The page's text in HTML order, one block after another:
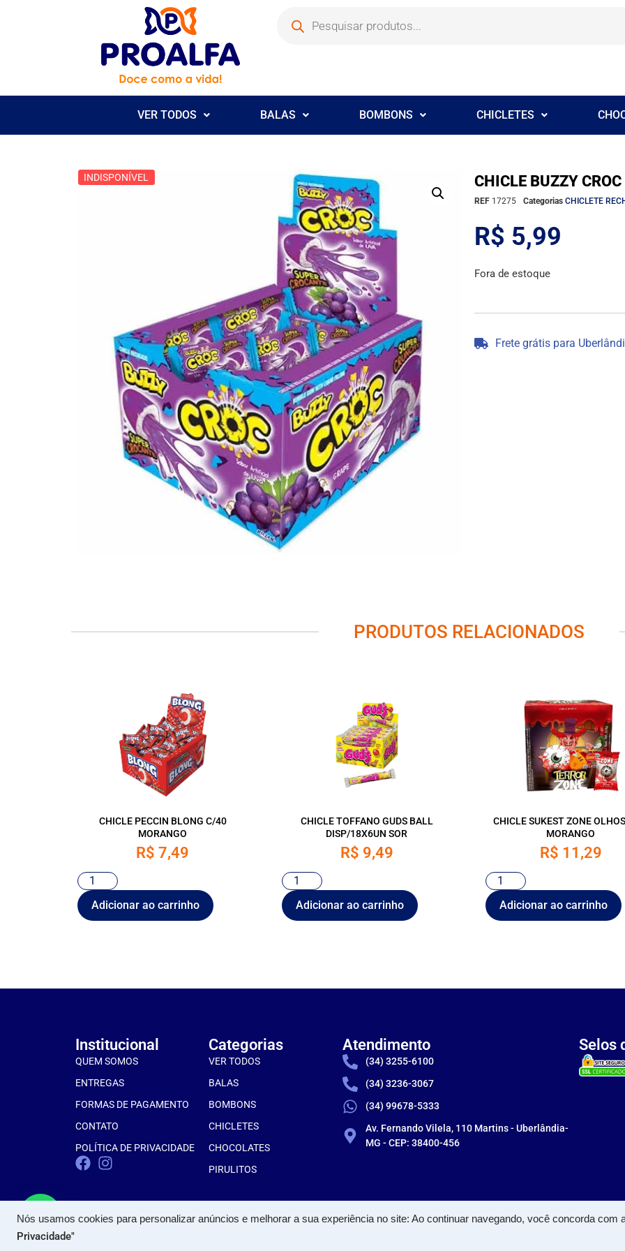
Nós usamos cookies para personalizar anúncios e melhorar a sua experiência no site: Ao continuar navegando, você concorda com
Privacidade"
VER TODOS BALAS BOMBONS CHICLETES
INDISPONÍVEL CHICLE BUZZY
REF 17275 Categorias CHICLETE
R$ 5,99
Fora de estoque
Frete grátis para
PRODUTOS RELACIONADOS
CHICLE PECCIN BLONG C/40
MORANGO
R$ 7,49
Adicionar ao carrinho
CHICLE TOFFANO GUDS BALL
DISP/18X6UN SOR
R$ 9,49
Adicionar ao carrinho
CHICLE SUKEST ZONE
MORANGO
R$ 11,29
Adicionar ao carrinho
Institucional
QUEM SOMOS
ENTREGAS
FORMAS DE PAGAMENTO
CONTATO
POLÍTICA DE PRIVACIDADE
Categorias
VER TODOS
BALAS
BOMBONS
CHICLETES
CHOCOLATES
PIRULITOS
Atendimento
(34) 3255-6100
(34) 3236-3067
(34) 99678-5333
Av. Fernando Vilela, 110 Martins - Uberlândia-
MG - CEP: 38400-456
Selos